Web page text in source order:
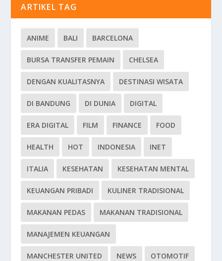
ARTIKEL TAG
ANIME BALI BARCELONA
BURSA TRANSFER PEMAIN CHELSEA
DENGAN KUALITASNYA DESTINASI WISATA
DI BANDUNG DI DUNIA DIGITAL
ERA DIGITAL FILM FINANCE FOOD
HEALTH HOT INDONESIA INET
ITALIA KESEHATAN KESEHATAN MENTAL
KEUANGAN PRIBADI KULINER TRADISIONAL
MAKANAN PEDAS MAKANAN TRADISIONAL
MANAJEMEN KEUANGAN
MANCHESTER UNITED NEWS OTOMOTIF